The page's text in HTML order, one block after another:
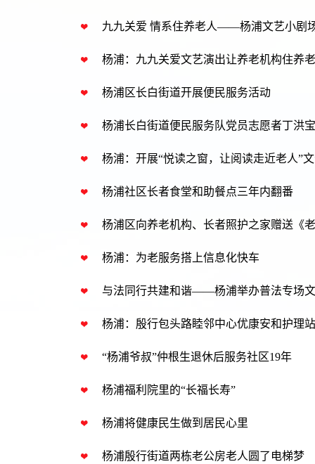
九九关爱 情系住养老人——杨浦文艺小剧
杨浦：九九关爱文艺演出让养老机构住养
杨浦区长白街道开展便民服务活动
杨浦长白街道便民服务队党员志愿者丁洪
杨浦：开展“悦读之窗，让阅读走近老人”
杨浦社区长者食堂和助餐点三年内翻番
杨浦区向养老机构、长者照护之家赠送《
杨浦：为老服务搭上信息化快车
与法同行共建和谐——杨浦举办普法专场
杨浦：殷行包头路睦邻中心优康安和护理
“杨浦爷叔”仲根生退休后服务社区19年
杨浦福利院里的“长福长寿”
杨浦将健康民生做到居民心里
杨浦殷行街道两栋老公房老人圆了电梯梦